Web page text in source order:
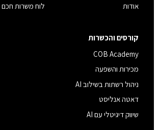
אודות
לוח משרות חכם
קורסים והכשרות
COB Academy
מכירות והשפעה
ניהול רשתות בשילוב AI
דאטה אנליסט
שיווק דיגיטלי עם AI